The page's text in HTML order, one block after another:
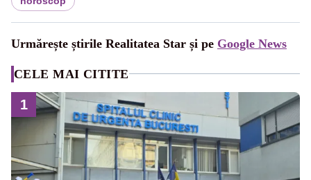
Urmărește știrile Realitatea Star și pe Google News
CELE MAI CITITE
1